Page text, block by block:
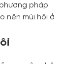
pháp
nên mùi hôi ở